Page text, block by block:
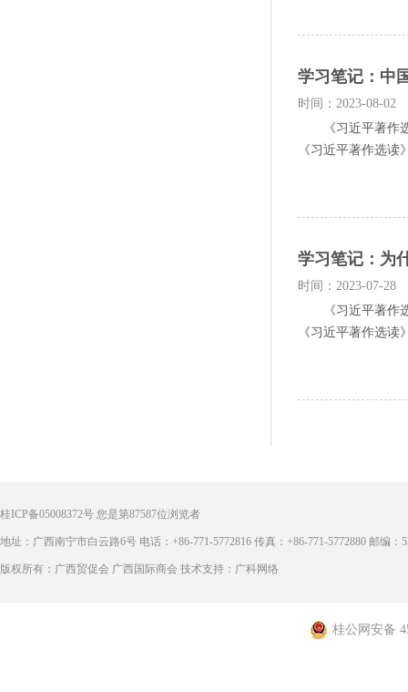
学习笔记：中
时间：2023-08-02
《习近平著作选
《习近平著作选
学习笔记：为
时间：2023-07-28
《习近平著作选
《习近平著作选
桂ICP备05008372号 您是第87587位浏览者
地址：广西南宁市白云路6号 电话：+86-771-5772816 传真：+86-771-5772880 邮编：
版权所有：广西贸促会 广西国际商会 技术支持：广科网络
桂公网安备